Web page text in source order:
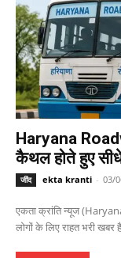
Haryana
कैथल होते हुए
जींद ekta kranti - 03/
एकता क्रांति न्यूज
लोगों के लिए राहत भरी खबर